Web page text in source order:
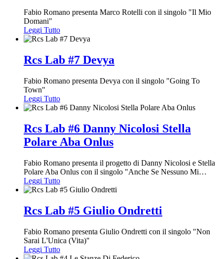
Fabio Romano presenta Marco Rotelli con il singolo "Il Mio
Domani"
Leggi Tutto
Rcs Lab #7 Devya
Fabio Romano presenta Devya con il singolo "Going To
Town"
Leggi Tutto
Rcs Lab #6 Danny Nicolosi Stella
Polare Aba Onlus
Fabio Romano presenta il progetto di Danny Nicolosi e Stella
Polare Aba Onlus con il singolo "Anche Se Nessuno Mi…
Leggi Tutto
Rcs Lab #5 Giulio Ondretti
Fabio Romano presenta Giulio Ondretti con il singolo "Non
Sarai L'Unica (Vita)"
Leggi Tutto